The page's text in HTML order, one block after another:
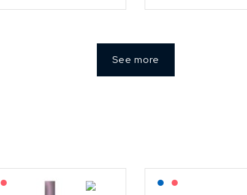
See more
Lagerført: NEK Kabel
På forespørsel Lagerført: NEK Kabel